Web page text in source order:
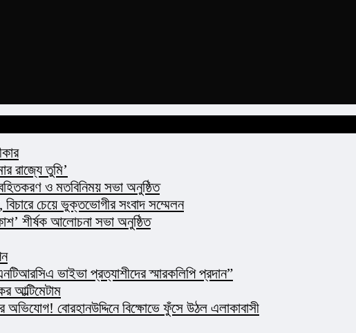
রাজ্যে তুমি’
ও মতবিনিময় সভা অনুষ্ঠিত
চেয়ে ভুক্তভোগীর সংবাদ সম্মেলন
শীর্ষক আলোচনা সভা অনুষ্ঠিত
ভাইভা প্রত্যাশীদের স্মারকলিপি প্রদান”
আল্টিমেটাম
অভিযোগ! বোরহানউদ্দিনে বিক্ষোভে ফুঁসে উঠল এলাকাবাসী